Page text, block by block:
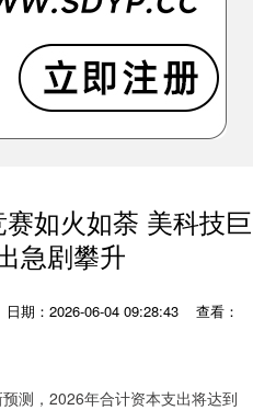
如火如荼 美科技巨
急剧攀升
日期：2026-06-04 09:28:43
查看：
，2026年合计资本支出将达到